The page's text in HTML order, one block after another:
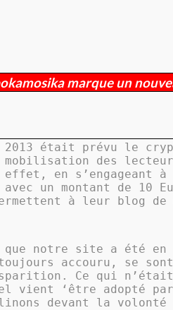
marque un
2013 était prévu le
des
effet, en s’engageant
avec un montant de 10
à leur blog
que notre site a été
accouru, se
Ce qui
vient ‘être adopté par
devant la volonté